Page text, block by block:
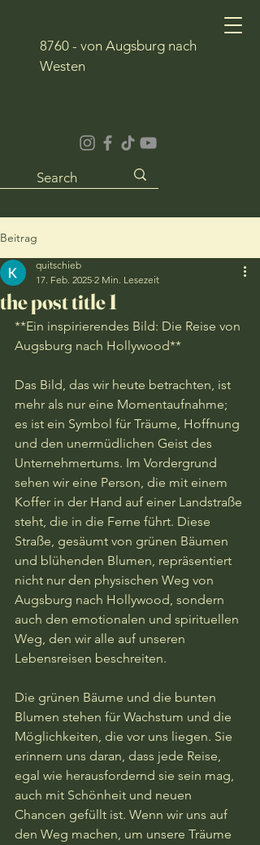
8760 - von Augsburg nach
Westen
Beitrag
the post title 1
quitschieb
17. Feb. 2025 2 Min. Lesezeit
**Ein inspirierendes Bild: Die Reise von
Augsburg nach Hollywood**
Das Bild, das wir heute betrachten, ist
mehr als nur eine Momentaufnahme;
es ist ein Symbol für Träume, Hoffnung
und den unermüdlichen Geist des
Unternehmertums. Im Vordergrund
sehen wir eine Person, die mit einem
Koffer in der Hand auf einer Landstraße
steht, die in die Ferne führt. Diese
Straße, gesäumt von grünen Bäumen
und blühenden Blumen, repräsentiert
nicht nur den physischen Weg von
Augsburg nach Hollywood, sondern
auch den emotionalen und spirituellen
Weg, den wir alle auf unseren
Lebensreisen beschreiten.
Die grünen Bäume und die bunten
Blumen stehen für Wachstum und die
Möglichkeiten, die vor uns liegen. Sie
erinnern uns daran, dass jede Reise,
egal wie herausfordernd sie sein mag,
auch mit Schönheit und neuen
Chancen gefüllt ist. Wenn wir uns auf
den Weg machen, um unsere Träume